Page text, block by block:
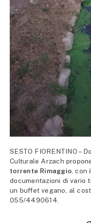
SESTO FIORENTINO –
Culturale Arzach
torrente Rimaggio ,
documentazioni di vario
un buffet vegano, al
055/4490614.